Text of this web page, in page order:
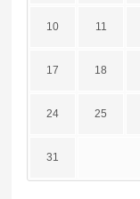
10 11
17 18
24 25
31